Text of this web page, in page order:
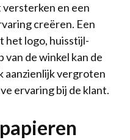
en een
creëren. Een
het logo, huisstijl-
de winkel kan de
aanzienlijk vergroten
ervaring bij de klant.